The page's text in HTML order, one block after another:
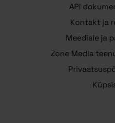
API
Kontakt ja
Meediale ja
Zone Media